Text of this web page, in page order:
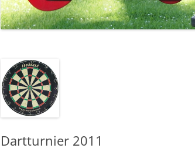
EHRENMAL
Dartturnier 2011